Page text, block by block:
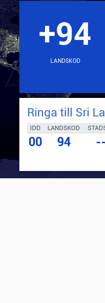
+94
LANDSKOD
Ringa till Sri
IDD LANDSKOD
00 94